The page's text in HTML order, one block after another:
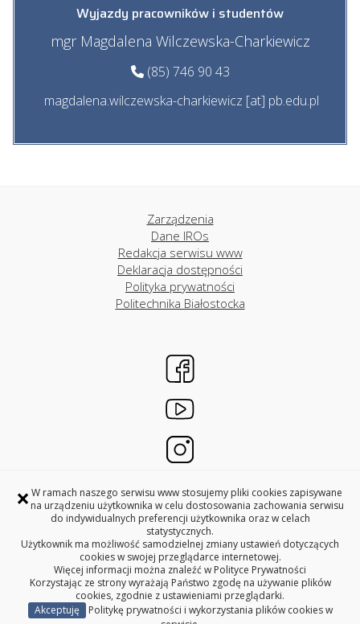
× W ramach naszego serwisu www stosujemy pliki cookies zapisywane
na urządzeniu użytkownika w celu dostosowania zachowania serwisu
do indywidualnych preferencji użytkownika oraz w celach
statystycznych.
Użytkownik ma możliwość samodzielnej zmiany ustawień dotyczących
cookies w swojej przeglądarce internetowej.
Więcej informacji można znaleźć w Polityce Prywatności
Korzystając ze strony wyrażają Państwo zgodę na używanie plików
cookies, zgodnie z ustawieniami przeglądarki.
Akceptuję
Politykę prywatności i wykorzystania plików cookies w
Wyjazdy pracowników i studentów
mgr Magdalena Wilczewska-Charkiewicz
(85) 746 90 43
magdalena.wilczewska-charkiewicz [at] pb.edu.pl
Zarządzenia
Dane IROs
Redakcja serwisu www
Deklaracja dostępności
Polityka prywatności
Politechnika Białostocka
DZIAŁY WSPÓŁPRACY MIĘDZYNARODOWEJ
POLITECHNIKA BIAŁOSTOCKA
ul. Wiejska 45A
15-351 Białystok
pokoje 28C, 29C, 31C i 33C
Copyright © 2026 Politechnika Białostocka